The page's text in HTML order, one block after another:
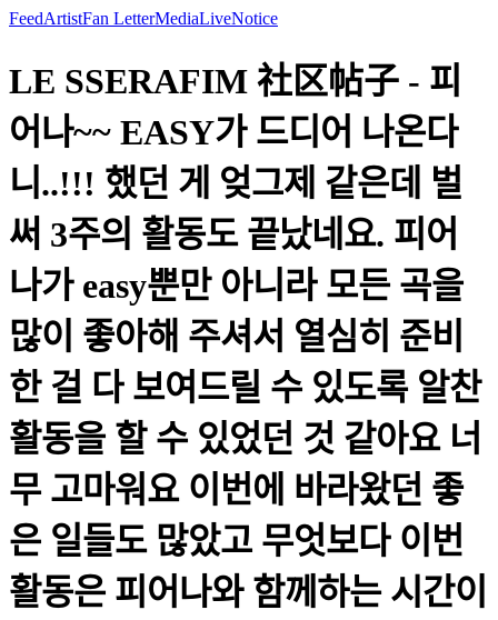
FeedArtistFan LetterMediaLiveNotice
LE SSERAFIM 社区帖子 - 피
어나~~ EASY가 드디어 나온다
니..!!! 했던 게 엊그제 같은데 벌
써 3주의 활동도 끝났네요. 피어
나가 easy뿐만 아니라 모든 곡을
많이 좋아해 주셔서 열심히 준비
한 걸 다 보여드릴 수 있도록 알찬
활동을 할 수 있었던 것 같아요 너
무 고마워요 이번에 바라왔던 좋
은 일들도 많았고 무엇보다 이번
활동은 피어나와 함께하는 시간이